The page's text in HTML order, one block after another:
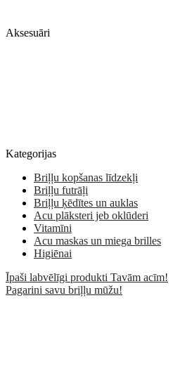
Aksesuāri
Kategorijas
Briļļu kopšanas līdzekļi
Briļļu futrāļi
Briļļu ķēdītes un auklas
Acu plāksteri jeb oklūderi
Vitamīni
Acu maskas un miega brilles
Higiēnai
Īpaši labvēlīgi produkti Tavām acīm!
Pagarini savu briļļu mūžu!